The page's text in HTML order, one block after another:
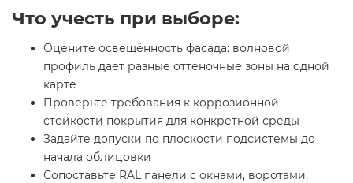
Что учесть при выборе:
Оцените освещённость фасада: волновой
профиль даёт разные оттеночные зоны на одной
карте
Проверьте требования к коррозионной
стойкости покрытия для конкретной среды
Задайте допуски по плоскости подсистемы до
начала облицовки
Сопоставьте RAL панели с окнами, воротами,